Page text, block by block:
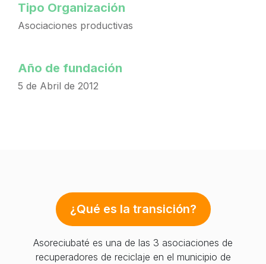
Tipo Organización
Asociaciones productivas
Año de fundación
5 de Abril de 2012
¿Qué es la transición?
Asoreciubaté es una de las 3 asociaciones de
recuperadores de reciclaje en el municipio de